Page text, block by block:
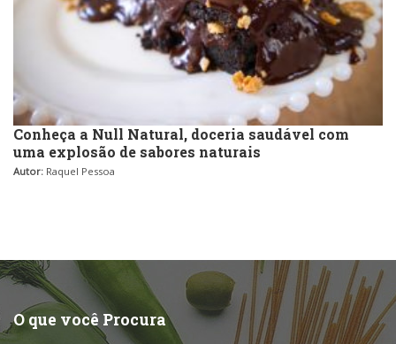
Conheça a Null Natural, doceria saudável com
uma explosão de sabores naturais
Autor: Raquel Pessoa
O que você Procura